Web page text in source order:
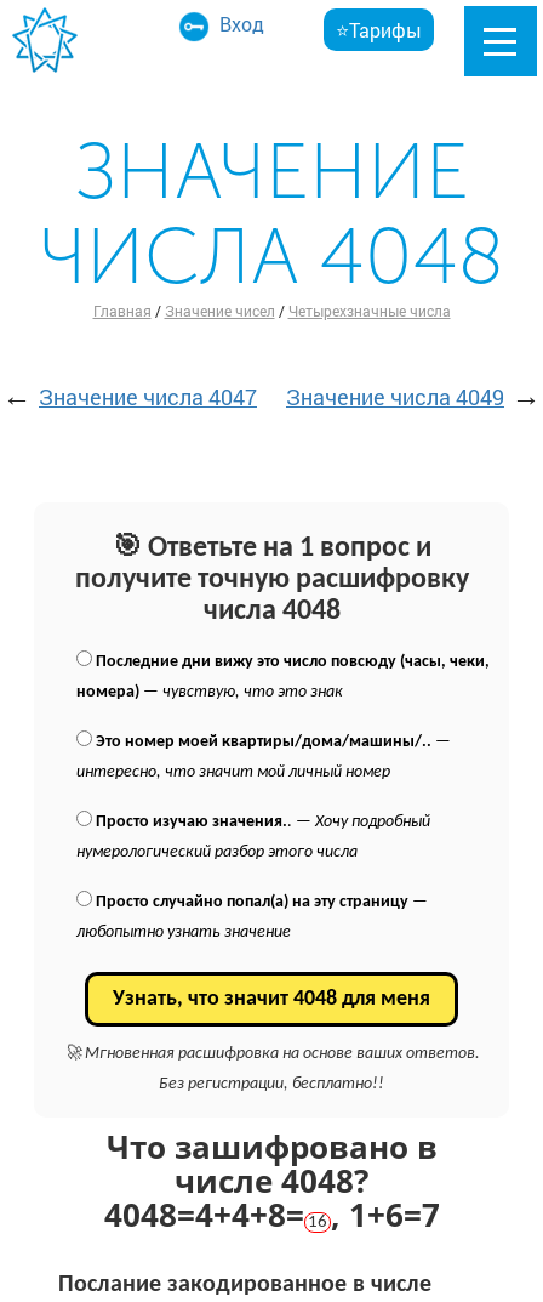
Вход ⭐Тарифы
ЗНАЧЕНИЕ
ЧИСЛА 4048
Главная / Значение чисел / Четырехзначные числа
← Значение числа 4047 Значение числа 4049 →
🎯 Ответьте на 1 вопрос и
получите точную расшифровку
числа 4048
Последние дни вижу это число повсюду (часы, чеки,
номера) —чувствую, что это знак
Это номер моей квартиры/дома/машины/.. —
интересно, что значит мой личный номер
Просто изучаю значения.. —Хочу подробный
нумерологический разбор этого числа
Просто случайно попал(а) на эту страницу —
любопытно узнать значение
Узнать, что значит 4048 для меня
🚀 Мгновенная расшифровка на основе ваших ответов.
Без регистрации, бесплатно!!
Что зашифровано в
числе 4048?
4048=4+4+8= 16 , 1+6=7
Послание закодированное в числе